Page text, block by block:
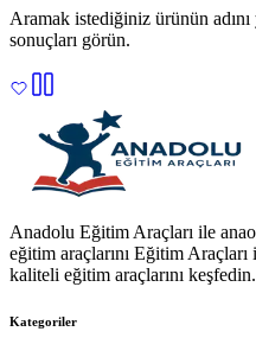
Aramak istediğiniz ürünün
sonuçları görün.
Anadolu Eğitim Araçları ile
eğitim araçlarını Eğitim
kaliteli eğitim araçlarını keşfedin.
Kategoriler